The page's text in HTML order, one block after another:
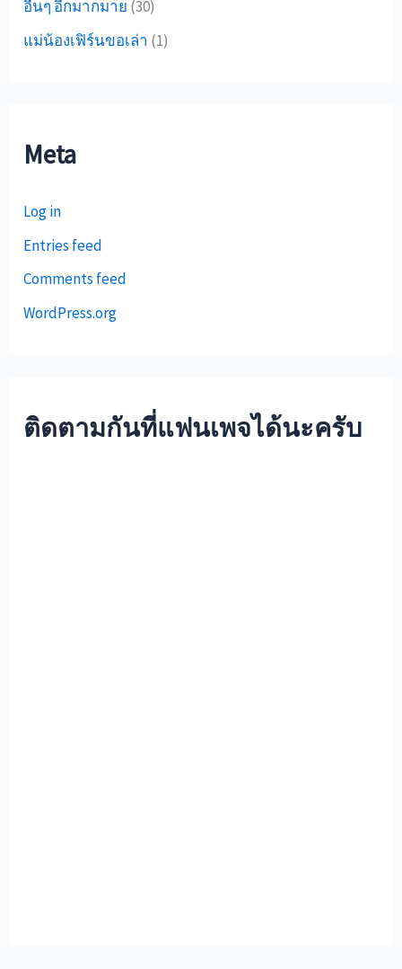
อื่นๆ อีกมากมาย (30)
แม่น้องเฟิร์นขอเล่า (1)
Meta
Log in
Entries feed
Comments feed
WordPress.org
ติดตามกันที่แฟนเพจได้นะครับ